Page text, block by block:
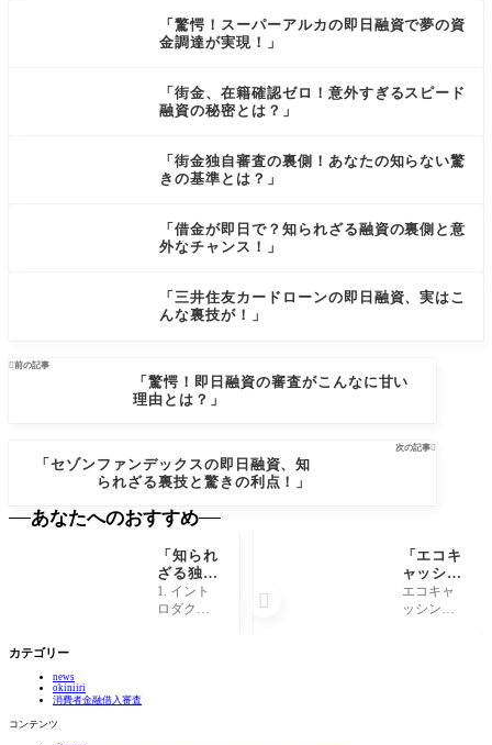
「驚愕！スーパーアルカの即日融資で夢の資
金調達が実現！」
「街金、在籍確認ゼロ！意外すぎるスピード
融資の秘密とは？」
「街金独自審査の裏側！あなたの知らない驚
きの基準とは？」
「借金が即日で？知られざる融資の裏側と意
外なチャンス！」
「三井住友カードローンの即日融資、実はこ
んな裏技が！」
前の記事
「驚愕！即日融資の審査がこんなに甘い
理由とは？」
次の記事
「セゾンファンデックスの即日融資、知
られざる裏技と驚きの利点！」
カテゴリー
news
okiniiri
消費者金融借入審査
コンテンツ
あなたへのおすすめ
「知られ
ざる独自
審査キャ
ッシング
1. イント
ロダクシ
「エコキ
ャッシン
グで即日
融資！環
エコキャ
ッシング
